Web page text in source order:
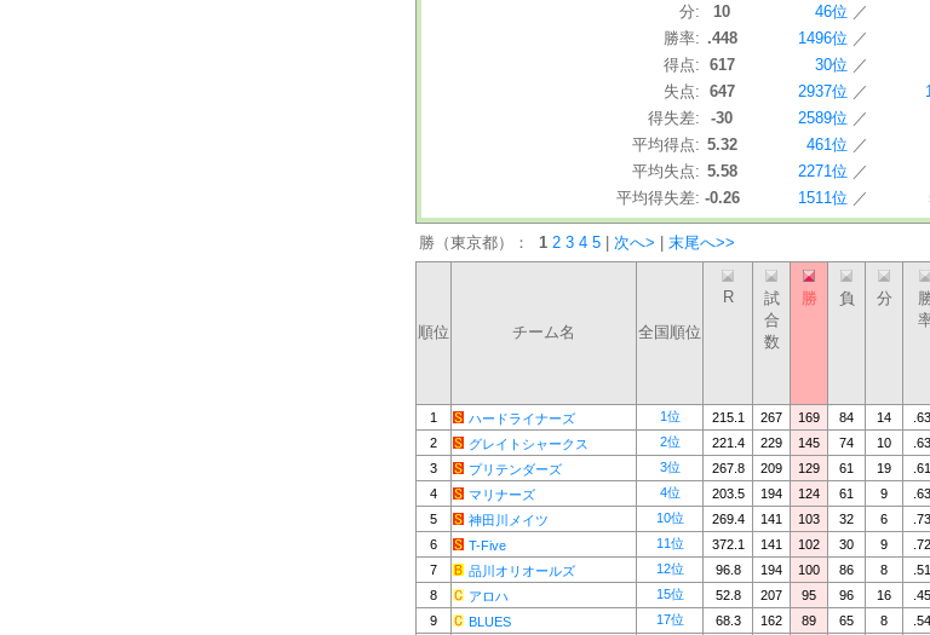
分:
10 46位 ／
勝率: .448 1496位 ／
得点: 617 30位 ／
失点: 647 2937位 ／
得失差:
-30 2589位 ／
平均得点: 5.32 461位 ／
平均失点: 5.58 2271位 ／
平均得失差: -0.26 1511位 ／
勝（東京都）： 1 2 3 4 5 次へ> 末尾へ>>
順位 チーム名 全国順位
R
試
合
数
勝 負 分
1 ハードライナーズ 1位 215.1 267 169 84 14
2
グレイトシャークス 2位 221.4 229 145 74 10
3
プリテンダーズ 3位 267.8 209 129 61 19
4
マリナーズ 4位 203.5 194 124 61 9
5
神田川メイツ 10位 269.4 141 103 32 6
6
T-Five 11位 372.1 141 102 30 9
7
品川オリオールズ 12位 96.8 194 100 86 8
8
アロハ 15位 52.8 207 95 96 16
9
BLUES 17位 68.3 162 89 65 8